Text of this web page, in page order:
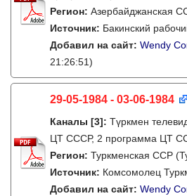
Регион: Азербайджанская
Источник: Бакинский
Добавил на сайт: Wendy
21:26:51)
29-05-1984 - 03-06-1984
Каналы [3]: Түркмен
ЦТ СССР, 2 программа ЦТ
Регион: Туркменская ССР
Источник: Комсомолец
Добавил на сайт: Wendy